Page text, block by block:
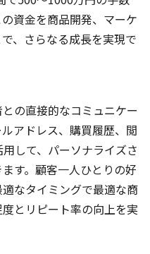
資金を商品開発、マーケ
、さらなる成長を実現で
の直接的なコミュニケー
アドレス、購買履歴、閲
して、パーソナライズさ
す。顧客一人ひとりの好
なタイミングで最適な商
とリピート率の向上を実